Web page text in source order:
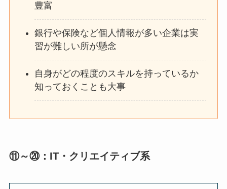
豊富
銀行や保険など個人情報が多い企業は実
習が難しい所が懸念
自身がどの程度のスキルを持っているか
知っておくことも大事
⑪～⑳：IT・クリエイティブ系